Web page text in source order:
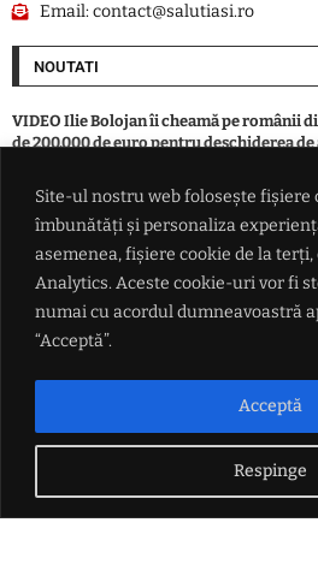
Site-ul nostru web folosește fișiere
îmbunătăți și personaliza
asemenea, fișiere cookie de la terți,
Analytics. Aceste cookie-uri vor fi
numai cu acordul dumneavoastră
“Acceptă”.
Respinge
Acceptă
Email:contact@salutiasi.ro
NOUTATI
VIDEO Ilie Bolojan îi cheamă pe românii
de 200.000 de euro pentru deschiderea
FOTO / Cal salvat de pompierii din
de 3 metri, în localitatea Blăgești
Schimbări majore în armata Rusiei după
Ucraina. Vladimir Putin unifică logistica
drone
El este pășcăneanul care a fost găsit